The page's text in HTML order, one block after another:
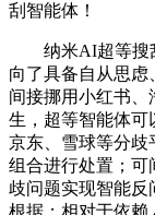
刮智能体！
纳米AI超等搜刮
向了具备自从思
间接挪用小红书
生，超等智能体可
京东、雪球等分歧
组合进行处置；可
歧问题实现智能反
根据；相对于依赖